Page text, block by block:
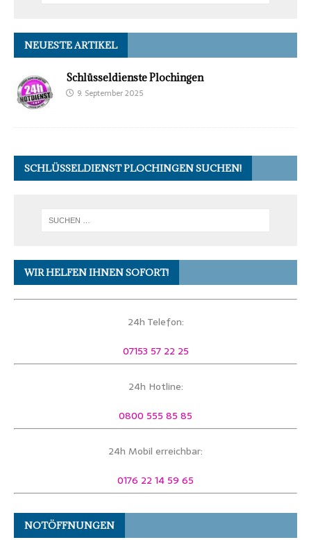
NEUESTE ARTIKEL
Schlüsseldienste Plochingen
9. September 2025
SCHLÜSSELDIENST PLOCHINGEN SUCHEN!
WIR HELFEN IHNEN SOFORT!
24h Telefon:
07153 57 22 25
24h Hotline:
0800 555 85 85
24h Mobil erreichbar:
0176 22 14 59 65
NOTÖFFNUNGEN